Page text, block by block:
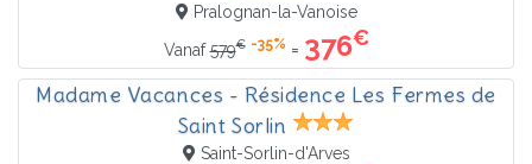
Pralognan-la-Vanoise
Vanaf579€ -35% = 376€
Madame Vacances - Résidence Les Fermes de
Saint Sorlin
Saint-Sorlin-d'Arves